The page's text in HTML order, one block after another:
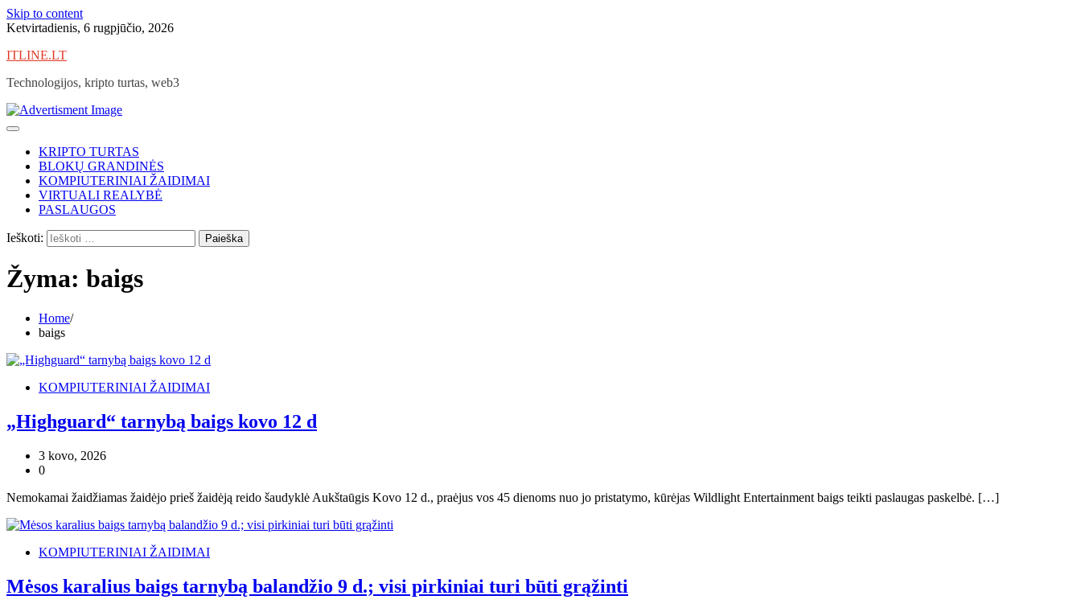
Skip to content
Ketvirtadienis, 6 rugpjūčio, 2026
ITLINE.LT
Technologijos, kripto turtas, web3
KRIPTO TURTAS
BLOKŲ GRANDINĖS
KOMPIUTERINIAI ŽAIDIMAI
VIRTUALI REALYBĖ
PASLAUGOS
Ieškoti:
Žyma: baigs
Home
baigs
KOMPIUTERINIAI ŽAIDIMAI
„Highguard“ tarnybą baigs kovo 12 d
3 kovo, 2026
0
Nemokamai žaidžiamas žaidėjo prieš žaidėją reido šaudyklė Aukštaūgis Kovo 12 d., praėjus vos 45 dienoms nuo jo pristatymo, kūrėjas Wildlight Entertainment baigs teikti paslaugas paskelbė. […]
KOMPIUTERINIAI ŽAIDIMAI
Mėsos karalius baigs tarnybą balandžio 9 d.; visi pirkiniai turi būti grąžinti